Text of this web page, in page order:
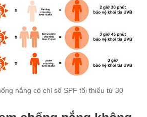
nắng có chỉ số SPF tối thiểu từ 30